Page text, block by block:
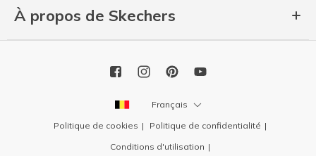
À propos de Skechers
Français
Politique de cookies
Politique de confidentialité
Conditions d'utilisation